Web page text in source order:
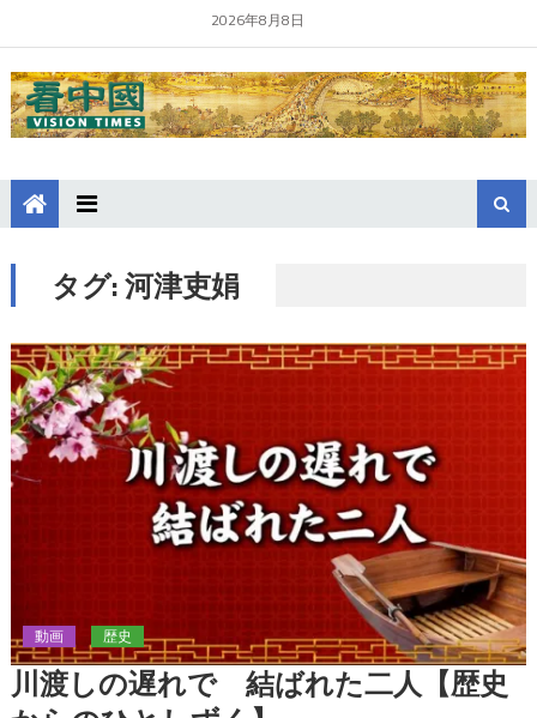
2026年8月8日
タグ:河津吏娟
動画 歴史
川渡しの遅れで 結ばれた二人【歴史